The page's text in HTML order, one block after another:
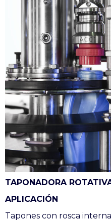
TAPONADORA
APLICACIÓN
Tapones con rosca